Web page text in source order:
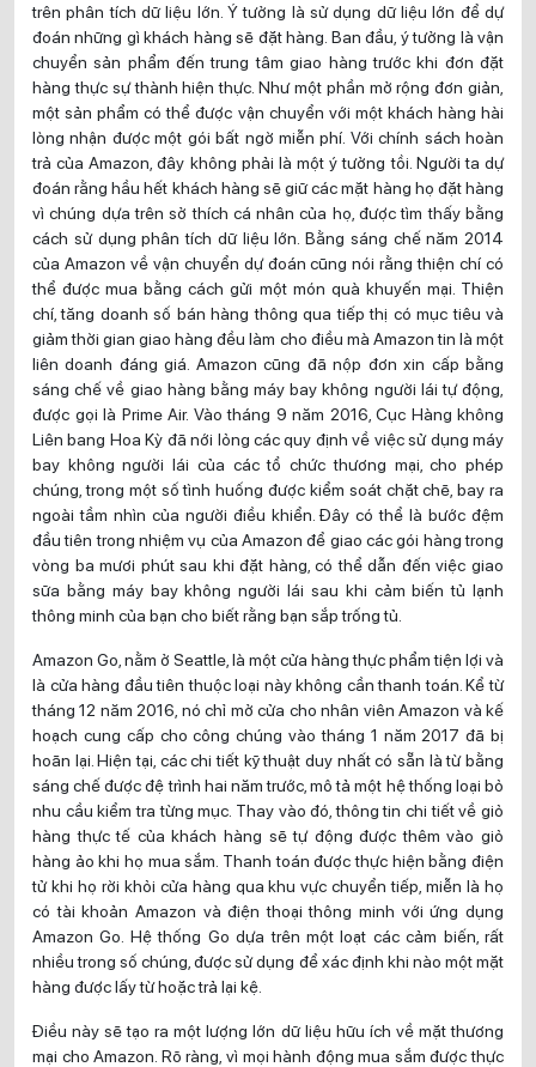
trên phân tích dữ liệu lớn. Ý tưởng là sử dụng dữ liệu lớn để dự
đoán những gì khách hàng sẽ đặt hàng. Ban đầu, ý tưởng là vận
chuyển sản phẩm đến trung tâm giao hàng trước khi đơn đặt
hàng thực sự thành hiện thực. Như một phần mở rộng đơn giản,
một sản phẩm có thể được vận chuyển với một khách hàng hài
lòng nhận được một gói bất ngờ miễn phí. Với chính sách hoàn
trả của Amazon, đây không phải là một ý tưởng tồi. Người ta dự
đoán rằng hầu hết khách hàng sẽ giữ các mặt hàng họ đặt hàng
vì chúng dựa trên sở thích cá nhân của họ, được tìm thấy bằng
cách sử dụng phân tích dữ liệu lớn. Bằng sáng chế năm 2014
của Amazon về vận chuyển dự đoán cũng nói rằng thiện chí có
thể được mua bằng cách gửi một món quà khuyến mại. Thiện
chí, tăng doanh số bán hàng thông qua tiếp thị có mục tiêu và
giảm thời gian giao hàng đều làm cho điều mà Amazon tin là một
liên doanh đáng giá. Amazon cũng đã nộp đơn xin cấp bằng
sáng chế về giao hàng bằng máy bay không người lái tự động,
được gọi là Prime Air. Vào tháng 9 năm 2016, Cục Hàng không
Liên bang Hoa Kỳ đã nới lỏng các quy định về việc sử dụng máy
bay không người lái của các tổ chức thương mại, cho phép
chúng, trong một số tình huống được kiểm soát chặt chẽ, bay ra
ngoài tầm nhìn của người điều khiển. Đây có thể là bước đệm
đầu tiên trong nhiệm vụ của Amazon để giao các gói hàng trong
vòng ba mươi phút sau khi đặt hàng, có thể dẫn đến việc giao
sữa bằng máy bay không người lái sau khi cảm biến tủ lạnh
thông minh của bạn cho biết rằng bạn sắp trống tủ.
Amazon Go, nằm ở Seattle, là một cửa hàng thực phẩm tiện lợi và
là cửa hàng đầu tiên thuộc loại này không cần thanh toán. Kể từ
tháng 12 năm 2016, nó chỉ mở cửa cho nhân viên Amazon và kế
hoạch cung cấp cho công chúng vào tháng 1 năm 2017 đã bị
hoãn lại. Hiện tại, các chi tiết kỹ thuật duy nhất có sẵn là từ bằng
sáng chế được đệ trình hai năm trước, mô tả một hệ thống loại bỏ
nhu cầu kiểm tra từng mục. Thay vào đó, thông tin chi tiết về giỏ
hàng thực tế của khách hàng sẽ tự động được thêm vào giỏ
hàng ảo khi họ mua sắm. Thanh toán được thực hiện bằng điện
tử khi họ rời khỏi cửa hàng qua khu vực chuyển tiếp, miễn là họ
có tài khoản Amazon và điện thoại thông minh với ứng dụng
Amazon Go. Hệ thống Go dựa trên một loạt các cảm biến, rất
nhiều trong số chúng, được sử dụng để xác định khi nào một mặt
hàng được lấy từ hoặc trả lại kệ.
Điều này sẽ tạo ra một lượng lớn dữ liệu hữu ích về mặt thương
mại cho Amazon. Rõ ràng, vì mọi hành động mua sắm được thực